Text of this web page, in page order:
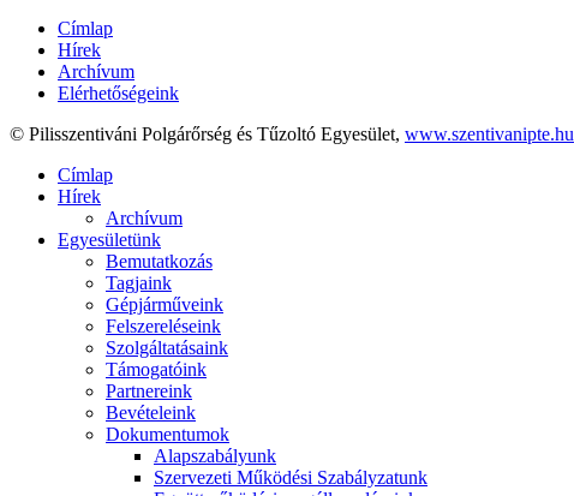
Címlap
Hírek
Archívum
Elérhetőségeink
© Pilisszentiváni Polgárőrség és Tűzoltó Egyesület, www.szentivanipte.hu
Címlap
Hírek
Archívum
Egyesületünk
Bemutatkozás
Tagjaink
Gépjárműveink
Felszereléseink
Szolgáltatásaink
Támogatóink
Partnereink
Bevételeink
Dokumentumok
Alapszabályunk
Szervezeti Működési Szabályzatunk